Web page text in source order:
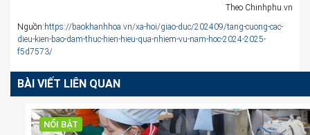
Theo Chinhphu.vn
Nguồn: https://baokhanhhoa.vn/xa-hoi/giao-duc/202409/tang-cuong-cac-
dieu-kien-bao-dam-thuc-hien-hieu-qua-nhiem-vu-nam-hoc-2024-2025-
f5d7573/
BÀI VIẾT LIÊN QUAN
NỔI BẬT